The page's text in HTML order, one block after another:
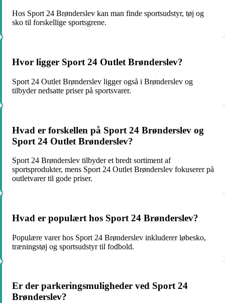
Hos Sport 24 Brønderslev kan man finde sportsudstyr, tøj og
sko til forskellige sportsgrene.
Hvor ligger Sport 24 Outlet Brønderslev?
Sport 24 Outlet Brønderslev ligger også i Brønderslev og
tilbyder nedsatte priser på sportsvarer.
Hvad er forskellen på Sport 24 Brønderslev og
Sport 24 Outlet Brønderslev?
Sport 24 Brønderslev tilbyder et bredt sortiment af
sportsprodukter, mens Sport 24 Outlet Brønderslev fokuserer på
outletvarer til gode priser.
Hvad er populært hos Sport 24 Brønderslev?
Populære varer hos Sport 24 Brønderslev inkluderer løbesko,
træningstøj og sportsudstyr til fodbold.
Er der parkeringsmuligheder ved Sport 24
Brønderslev?